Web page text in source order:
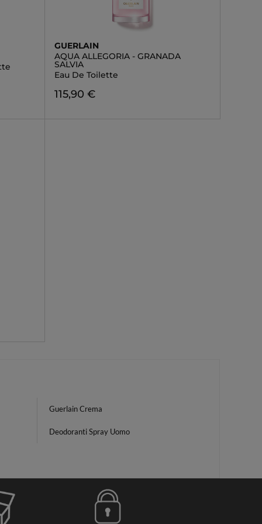
GUERLAIN
AQUA ALLEGORIA - GRANADA
SALVIA
Eau De Toilette
115,90 €
Guerlain Crema
Deodoranti Spray Uomo